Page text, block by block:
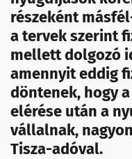
részeként
a tervek szerint
mellett dolgozó
amennyit eddig
döntenek, hogy
elérése után a
vállalnak,
Tisza-adóval.